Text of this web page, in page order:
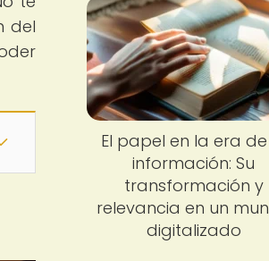
del
El papel en la era
información: Su
transformación y
relevancia en un
digitalizado